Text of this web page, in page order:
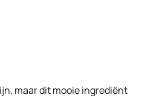
maar dit mooie ingrediënt